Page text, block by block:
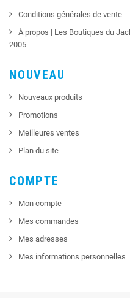
Conditions générales de vente
À propos | Les Boutiques du
2005
NOUVEAU
Nouveaux produits
Promotions
Meilleures ventes
Plan du site
COMPTE
Mon compte
Mes commandes
Mes adresses
Mes informations personnelles